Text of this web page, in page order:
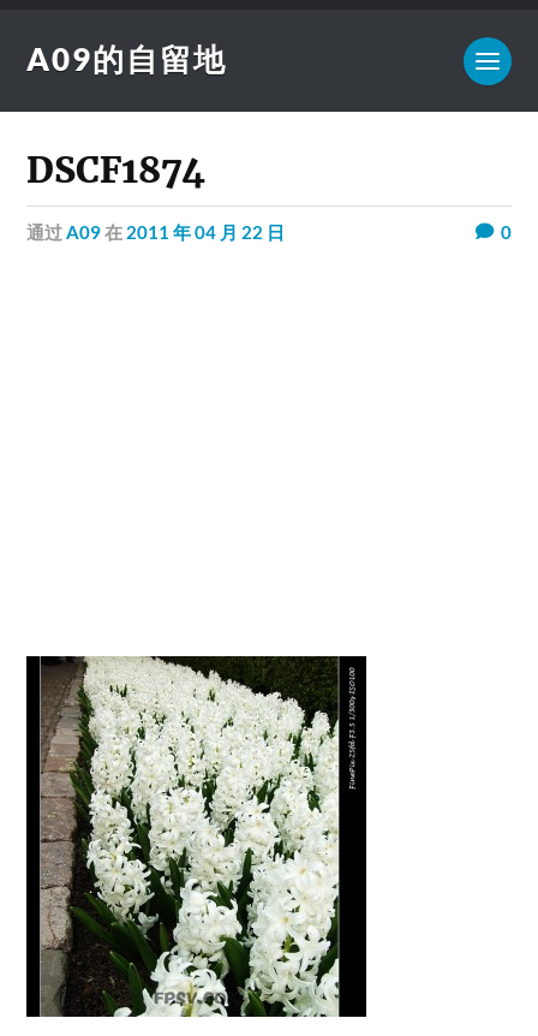
A09的自留地
DSCF1874
通过A09在 2011 年 04 月 22 日 0